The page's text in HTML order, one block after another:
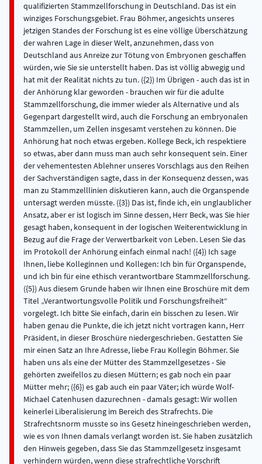
qualifizierten Stammzellforschung in Deutschland. Das ist ein
winziges Forschungsgebiet. Frau Böhmer, angesichts unseres
jetzigen Standes der Forschung ist es eine völlige Überschätzung
der wahren Lage in dieser Welt, anzunehmen, dass von
Deutschland aus Anreize zur Tötung von Embryonen geschaffen
würden, wie Sie sie unterstellt haben. Das ist völlig abwegig und
hat mit der Realität nichts zu tun. ({2}) Im Übrigen - auch das ist in
der Anhörung klar geworden - brauchen wir für die adulte
Stammzellforschung, die immer wieder als Alternative und als
Gegenpart dargestellt wird, auch die Forschung an embryonalen
Stammzellen, um Zellen insgesamt verstehen zu können. Die
Anhörung hat noch etwas ergeben. Kollege Beck, ich respektiere
so etwas, aber dann muss man auch sehr konsequent sein. Einer
der vehementesten Ablehner unseres Vorschlags aus den Reihen
der Sachverständigen sagte, dass in der Konsequenz dessen, was
man zu Stammzelllinien diskutieren kann, auch die Organspende
untersagt werden müsste. ({3}) Das ist, finde ich, ein unglaublicher
Ansatz, aber er ist logisch im Sinne dessen, Herr Beck, was Sie hier
gesagt haben, konsequent in der logischen Weiterentwicklung in
Bezug auf die Frage der Verwertbarkeit von Leben. Lesen Sie das
im Protokoll der Anhörung einfach einmal nach! ({4}) Ich sage
Ihnen, liebe Kolleginnen und Kollegen: Ich bin für Organspende,
und ich bin für eine ethisch verantwortbare Stammzellforschung.
({5}) Aus diesem Grunde haben wir Ihnen eine Broschüre mit dem
Titel „Verantwortungsvolle Politik und Forschungsfreiheit“
vorgelegt. Ich bitte Sie einfach, darin ein bisschen zu lesen. Wir
haben genau die Punkte, die ich jetzt nicht vortragen kann, Herr
Präsident, in dieser Broschüre niedergeschrieben. Gestatten Sie
mir einen Satz an Ihre Adresse, liebe Frau Kollegin Böhmer. Sie
haben uns als eine der Mütter des Stammzellgesetzes - Sie
gehörten zweifellos zu diesen Müttern; es gab noch ein paar
Mütter mehr; ({6}) es gab auch ein paar Väter; ich würde Wolf-
Michael Catenhusen dazurechnen - damals gesagt: Wir wollen
keinerlei Liberalisierung im Bereich des Strafrechts. Die
Strafrechtsnorm musste so ins Gesetz hineingeschrieben werden,
wie es von Ihnen damals verlangt worden ist. Sie haben zusätzlich
den Hinweis gegeben, dass Sie das Stammzellgesetz insgesamt
verhindern würden, wenn diese strafrechtliche Vorschrift